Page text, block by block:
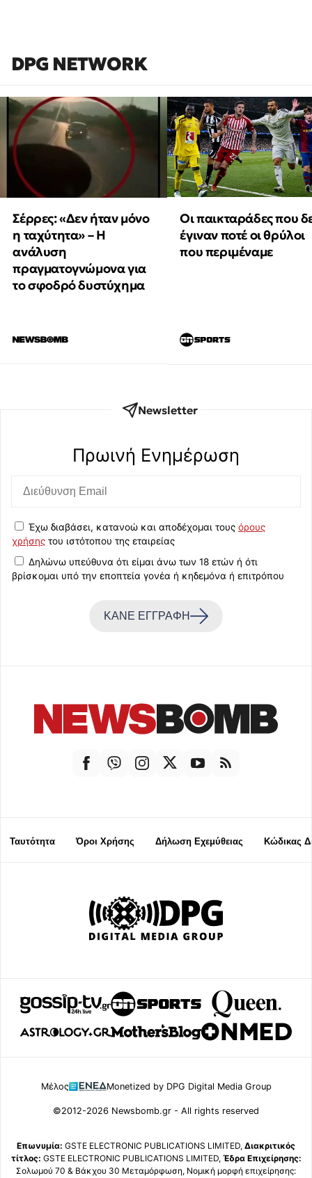
DPG NETWORK
Σέρρες: «Δεν ήταν μόνο
η ταχύτητα» – Η
ανάλυση
πραγματογνώμονα για
το σφοδρό δυστύχημα
Οι παικταράδες που
έγιναν ποτέ οι θρύλοι
που περιμέναμε
Newsletter
Πρωινή Eνημέρωση
Έχω διαβάσει, κατανοώ και αποδέχομαι τους όρους
χρήσης του ιστότοπου της εταιρείας
Δηλώνω υπεύθυνα ότι είμαι άνω των 18 ετών ή ότι
βρίσκομαι υπό την εποπτεία γονέα ή κηδεμόνα ή επιτρόπου
ΚΑΝΕ ΕΓΓΡΑΦΗ
Ταυτότητα Όροι Χρήσης Δήλωση Εχεμύθειας Κώδικας
Μέλος Monetized by DPG Digital Media Group
©2012-2026 Newsbomb.gr - All rights reserved
Επωνυμία: GSTE ELECTRONIC PUBLICATIONS LIMITED, Διακριτικός
τίτλος: GSTE ELECTRONIC PUBLICATIONS LIMITED, Έδρα Επιχείρησης:
Σολωμού 70 & Βάκχου 30 Μεταμόρφωση, Νομική μορφή επιχείρησης: